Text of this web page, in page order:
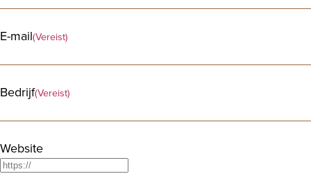
E-mail(Vereist)
Bedrijf(Vereist)
Website